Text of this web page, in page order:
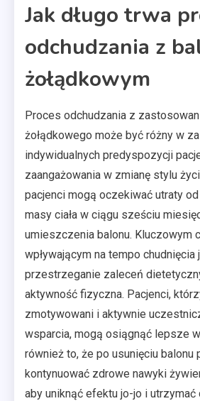
Jak długo trwa
odchudzania z
żołądkowym
Proces odchudzania z
żołądkowego może być różny w
indywidualnych predyspozycji
zaangażowania w zmianę stylu
pacjenci mogą oczekiwać utraty
masy ciała w ciągu sześciu
umieszczenia balonu. Kluczowym
wpływającym na tempo chudnięcia
przestrzeganie zaleceń
aktywność fizyczna. Pacjenci,
zmotywowani i aktywnie
wsparcia, mogą osiągnąć lepsze
również to, że po usunięciu balonu
kontynuować zdrowe nawyki
aby uniknąć efektu jo-jo i utrzymać